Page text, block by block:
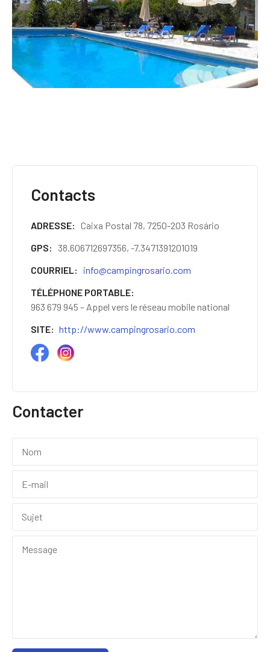
Contacts
ADRESSE
Caixa Postal 78, 7250-203 Rosário
GPS
38.606712697356, -7.3471391201019
COURRIEL
info@campingrosario.com
TÉLÉPHONE PORTABLE
963 679 945 – Appel vers le réseau mobile national
SITE
http://www.campingrosario.com
Contacter